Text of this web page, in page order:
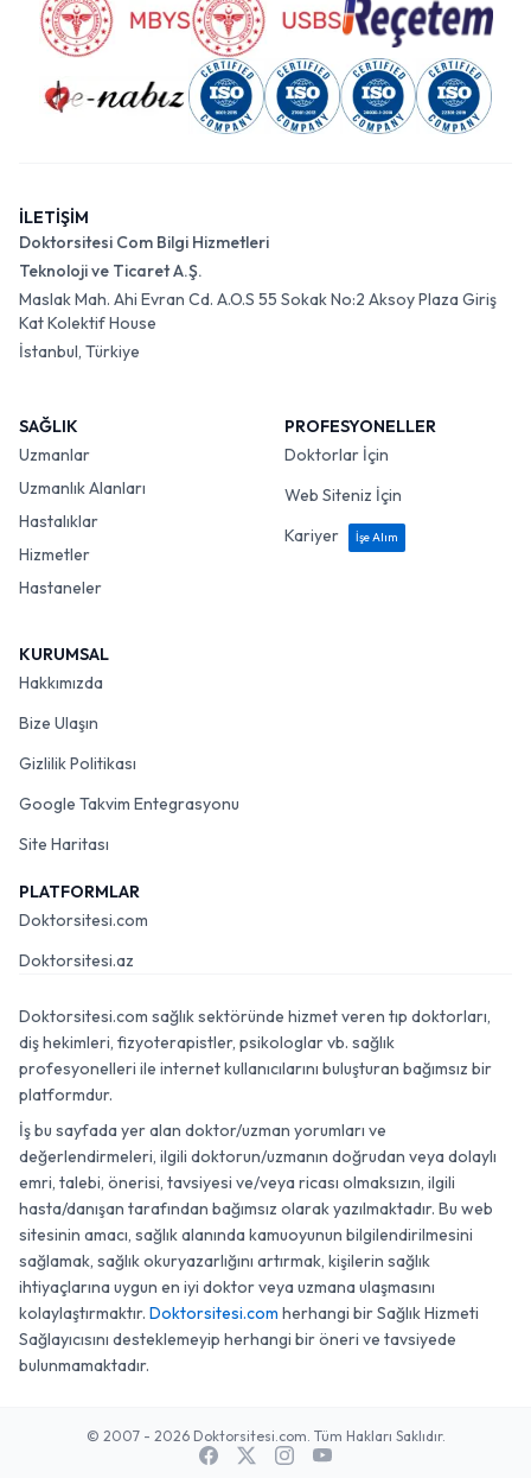
İLETİŞİM
Doktorsitesi Com Bilgi Hizmetleri
Teknoloji ve Ticaret A.Ş.
Maslak Mah. Ahi Evran Cd. A.O.S 55 Sokak No:2 Aksoy Plaza Giriş
Kat Kolektif House
İstanbul, Türkiye
SAĞLIK
Uzmanlar
Uzmanlık Alanları
Hastalıklar
Hizmetler
Hastaneler
PROFESYONELLER
Doktorlar İçin
Web Siteniz İçin
Kariyer
İşe Alım
KURUMSAL
Hakkımızda
Bize Ulaşın
Gizlilik Politikası
Google Takvim Entegrasyonu
Site Haritası
PLATFORMLAR
Doktorsitesi.com
Doktorsitesi.az
Doktorsitesi.com sağlık sektöründe hizmet veren tıp doktorları,
diş hekimleri, fizyoterapistler, psikologlar vb. sağlık
profesyonelleri ile internet kullanıcılarını buluşturan bağımsız bir
platformdur.
İş bu sayfada yer alan doktor/uzman yorumları ve
değerlendirmeleri, ilgili doktorun/uzmanın doğrudan veya dolaylı
emri, talebi, önerisi, tavsiyesi ve/veya ricası olmaksızın, ilgili
hasta/danışan tarafından bağımsız olarak yazılmaktadır. Bu web
sitesinin amacı, sağlık alanında kamuoyunun bilgilendirilmesini
sağlamak, sağlık okuryazarlığını artırmak, kişilerin sağlık
ihtiyaçlarına uygun en iyi doktor veya uzmana ulaşmasını
kolaylaştırmaktır. Doktorsitesi.com herhangi bir Sağlık Hizmeti
Sağlayıcısını desteklemeyip herhangi bir öneri ve tavsiyede
bulunmamaktadır.
© 2007 - 2026 Doktorsitesi.com. Tüm Hakları Saklıdır.